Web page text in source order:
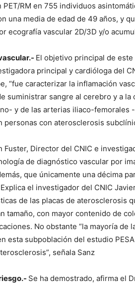
PET/RM en 755 individuos
una media de edad de 49 años, y
ecografía vascular 2D/3D y/o
El objetivo principal de
principal y cardióloga del
“fue caracterizar la inflamación
suministrar sangre al cerebro y a
y de las arterias iliaco-femorales
personas con aterosclerosis
Fuster, Director del CNIC e
de diagnóstico vascular por
que únicamente una décima
el investigador del CNIC
de las placas de aterosclerosis
tamaño, con mayor contenido de
No obstante “la mayoría de
esta subpoblación del estudio
señala Sanz
Se ha demostrado, afirma el